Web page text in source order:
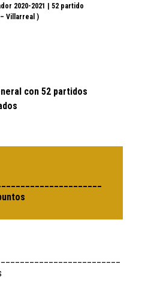
2020-2021 | 52 partido
Villarreal )
con 52 partidos